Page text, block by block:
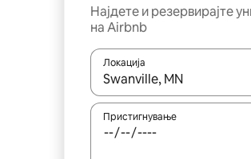
Најдете и резервирајте
на Airbnb
Локација
Кога резултатите се
Пристигнување